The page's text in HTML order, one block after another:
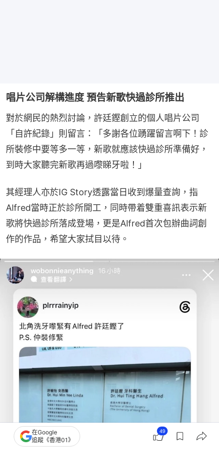
唱片公司解構進度 預告新歌快過診所推出
對於網民的熱烈討論，許廷鏗創立的個人唱片公司
「自許紀錄」則留言：「多謝各位踴躍留言啊下！診
所裝修中要等多一等，新歌就應該快過診所準備好，
到時大家聽完新歌再過嚟睇牙啦！」
其經理人亦於IG Story透露當日收到爆量查詢，指
Alfred當時正於診所開工，同時帶着雙重喜訊表示新
歌將快過診所落成登場，更是Alfred首次包辦曲詞創
作的作品，希望大家拭目以待。
在Google
追蹤《香港01》
49